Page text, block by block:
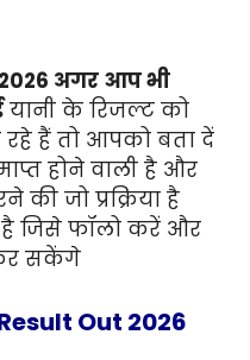
2026 अगर आप भी
यानी के रिजल्ट को
हैं तो आपको बता दें
होने वाली है और
जो प्रक्रिया है
है जिसे फॉलो करें और
सकेंगे
Out 2026